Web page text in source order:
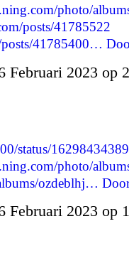
photo/
posts/41785522
41785400…
Februari 2023 op
status/
photo/
ozdeblhj…
Februari 2023 op